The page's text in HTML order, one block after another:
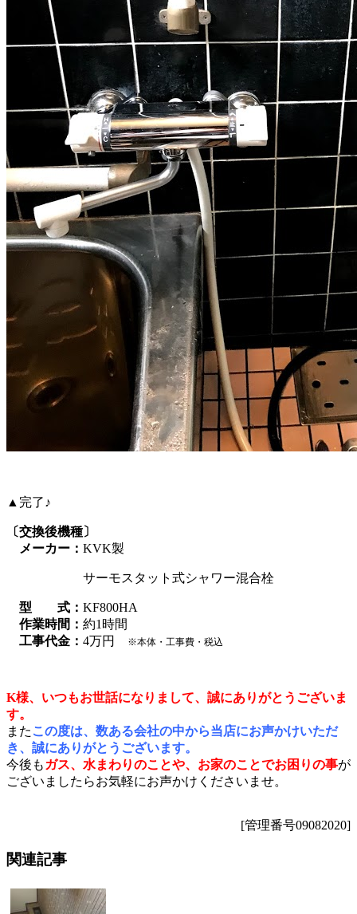
▲完了♪
〔交換後機種〕
メーカー： KVK製
サーモスタット式シャワー混合栓
型 式： KF800HA
作業時間： 約1時間
工事代金： 4万円 ※本体・工事費・税込
K様、いつもお世話になりまして、誠にありがとうございま
す。
また この度は、数ある会社の中から当店にお声かけいただ
き、誠にありがとうございます。
今後も ガス、水まわりのことや、お家のことでお困りの事が
ございましたらお気軽にお声かけくださいませ。
[管理番号09082020]
関連記事